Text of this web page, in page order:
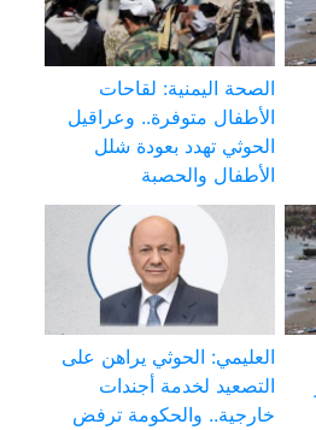
الصحة اليمنية: لقاحات
الأطفال متوفرة.. وعراقيل
الحوثي تهدد بعودة شلل
الأطفال والحصبة
العليمي: الحوثي يراهن على
التصعيد لخدمة أجندات
خارجية.. والحكومة ترفض